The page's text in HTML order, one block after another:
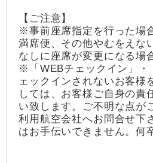
【ご注意】
※事前座席指定を行った場
満席便、その他やむをえな
なしに座席が変更になる場
※「WEBチェックイン」・
ェックインされないお客様
しては、お客様ご自身の責
い致します。ご不明な点が
利用航空会社へお問合せ下
はお手伝いできません。何